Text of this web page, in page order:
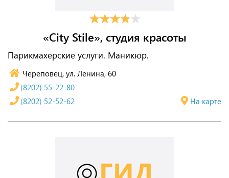
«City Stile», студия красоты
Парикмахерские услуги. Маникюр.
Череповец, ул. Ленина, 60
На карте
(8202) 55-22-80
(8202) 52-52-62